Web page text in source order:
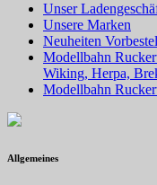
Unser
Unsere Marken
Neuheiten
Modellbahn
Wiking, Herpa,
Modellbahn
Allgemeines